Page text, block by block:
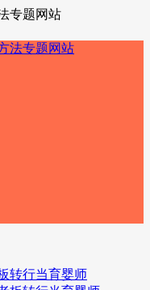
专题网站
转行当育婴师